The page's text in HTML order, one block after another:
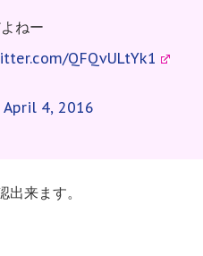
ねー
QFQvULtYk1
April 4, 2016
来ます。